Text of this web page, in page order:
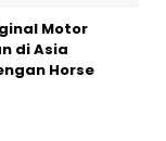
Motor
di Asia
Horse